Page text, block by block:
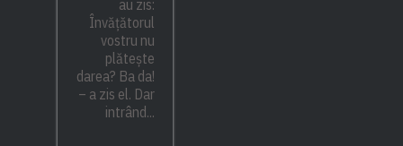
au zis:
Învățătorul
vostru nu
plătește
darea? Ba da!
– a zis el. Dar
intrând...